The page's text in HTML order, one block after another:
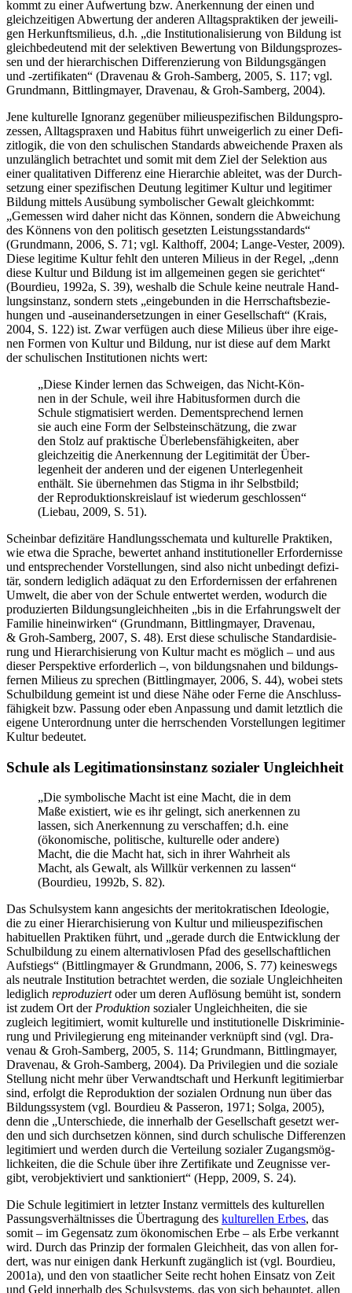
kommt zu einer Auf­wer­tung bzw. Aner­ken­nung der einen und
gleich­zei­ti­gen Abwer­tung der ande­ren All­tags­prak­ti­ken der jewei­li­
gen Her­kunfts­mi­lieus, d.h. „die Insti­tu­tio­na­li­sie­rung von Bil­dung ist
gleich­be­deu­tend mit der selek­ti­ven Bewer­tung von Bil­dungs­pro­zes­
sen und der hier­ar­chi­schen Dif­fe­ren­zie­rung von Bil­dungs­gän­gen
und ‑zer­ti­fi­ka­ten“ (Dra­ven­au & Groh-Sam­berg, 2005, S. 117; vgl.
Grund­mann, Bitt­ling­may­er, Dra­ven­au, & Groh-Sam­berg, 2004).
Jene kul­tu­rel­le Igno­ranz gegen­über milieu­spe­zi­fi­schen Bil­dungs­pro­
zes­sen, All­tags­pra­xen und Habi­tus führt unwei­ger­lich zu einer Defi­
zit­lo­gik, die von den schu­li­schen Stan­dards abwei­chen­de Pra­xen als
unzu­läng­lich betrach­tet und somit mit dem Ziel der Selek­ti­on aus
einer qua­li­ta­ti­ven Dif­fe­renz eine Hier­ar­chie ablei­tet, was der Durch­
set­zung einer spe­zi­fi­schen Deu­tung legi­ti­mer Kul­tur und legi­ti­mer
Bil­dung mit­tels Aus­übung sym­bo­li­scher Gewalt gleich­kommt:
„Gemes­sen wird daher nicht das Kön­nen, son­dern die Abwei­chung
des Kön­nens von den poli­tisch gesetz­ten Leis­tungs­stan­dards“
(Grund­mann, 2006, S. 71; vgl. Kalt­hoff, 2004; Lan­ge-Ves­ter, 2009).
Die­se legi­ti­me Kul­tur fehlt den unte­ren Milieus in der Regel, „denn
die­se Kul­tur und Bil­dung ist im all­ge­mei­nen gegen sie gerich­tet“
(Bour­dieu, 1992a, S. 39), wes­halb die Schu­le kei­ne neu­tra­le Hand­
lungs­in­stanz, son­dern stets „ein­ge­bun­den in die Herr­schafts­be­zie­
hun­gen und ‑aus­ein­an­der­set­zun­gen in einer Gesell­schaft“ (Krais,
2004, S. 122) ist. Zwar ver­fü­gen auch die­se Milieus über ihre eige­
nen For­men von Kul­tur und Bil­dung, nur ist die­se auf dem Markt
der schu­li­schen Insti­tu­tio­nen nichts wert:
„Die­se Kin­der ler­nen das Schwei­gen, das Nicht-Kön­
nen in der Schu­le, weil ihre Habi­tus­for­men durch die
Schu­le stig­ma­ti­siert wer­den. Dem­entspre­chend ler­nen
sie auch eine Form der Selbst­ein­schät­zung, die zwar
den Stolz auf prak­ti­sche Über­le­bens­fä­hig­kei­ten, aber
gleich­zei­tig die Aner­ken­nung der Legi­ti­mi­tät der Über­
le­gen­heit der ande­ren und der eige­nen Unter­le­gen­heit
ent­hält. Sie über­neh­men das Stig­ma in ihr Selbst­bild;
der Repro­duk­ti­ons­kreis­lauf ist wie­der­um geschlos­sen“
(Liebau, 2009, S. 51).
Schein­bar defi­zi­tä­re Hand­lungs­sche­ma­ta und kul­tu­rel­le Prak­ti­ken,
wie etwa die Spra­che, bewer­tet anhand insti­tu­tio­nel­ler Erfor­der­nis­se
und ent­spre­chen­der Vor­stel­lun­gen, sind also nicht unbe­dingt defi­zi­
tär, son­dern ledig­lich adäquat zu den Erfor­der­nis­sen der erfah­re­nen
Umwelt, die aber von der Schu­le ent­wer­tet wer­den, wodurch die
pro­du­zier­ten Bil­dungs­un­gleich­hei­ten „bis in die Erfah­rungs­welt der
Fami­lie hin­ein­wir­ken“ (Grund­mann, Bitt­ling­may­er, Dra­ven­au,
& Groh-Sam­berg, 2007, S. 48). Erst die­se schu­li­sche Stan­dar­di­sie­
rung und Hier­ar­chi­sie­rung von Kul­tur macht es mög­lich – und aus
die­ser Per­spek­ti­ve erfor­der­lich –, von bil­dungs­na­hen und bil­dungs­
fer­nen Milieus zu spre­chen (Bitt­ling­may­er, 2006, S. 44), wobei stets
Schul­bil­dung gemeint ist und die­se Nähe oder Fer­ne die Anschluss­
fä­hig­keit bzw. Pas­sung oder eben Anpas­sung und damit letzt­lich die
eige­ne Unter­ord­nung unter die herr­schen­den Vor­stel­lun­gen legi­ti­mer
Kul­tur bedeutet.
Schu­le als Legi­ti­ma­ti­ons­in­stanz sozia­ler Ungleichheit
„Die sym­bo­li­sche Macht ist eine Macht, die in dem
Maße exis­tiert, wie es ihr gelingt, sich aner­ken­nen zu
las­sen, sich Aner­ken­nung zu ver­schaf­fen; d.h. eine
(öko­no­mi­sche, poli­ti­sche, kul­tu­rel­le oder ande­re)
Macht, die die Macht hat, sich in ihrer Wahr­heit als
Macht, als Gewalt, als Will­kür ver­ken­nen zu las­sen“
(Bour­dieu, 1992b, S. 82).
Das Schul­sys­tem kann ange­sichts der meri­to­kra­ti­schen Ideo­lo­gie,
die zu einer Hier­ar­chi­sie­rung von Kul­tur und milieu­spe­zi­fi­schen
habi­tu­el­len Prak­ti­ken führt, und „gera­de durch die Ent­wick­lung der
Schul­bil­dung zu einem alter­na­tiv­lo­sen Pfad des gesell­schaft­li­chen
Auf­stiegs“ (Bitt­ling­may­er & Grund­mann, 2006, S. 77) kei­nes­wegs
als neu­tra­le Insti­tu­ti­on betrach­tet wer­den, die sozia­le Ungleich­hei­ten
ledig­lich repro­du­ziertoder um deren Auf­lö­sung bemüht ist, son­dern
ist zudem Ort derPro­duk­ti­on sozia­ler Ungleich­hei­ten, die sie
zugleich legi­ti­miert, womit kul­tu­rel­le und insti­tu­tio­nel­le Dis­kri­mi­nie­
rung und Pri­vi­le­gie­rung eng mit­ein­an­der ver­knüpft sind (vgl. Dra­
ven­au & Groh-Sam­berg, 2005, S. 114; Grund­mann, Bitt­ling­may­er,
Dra­ven­au, & Groh-Sam­berg, 2004). Da Pri­vi­le­gi­en und die sozia­le
Stel­lung nicht mehr über Ver­wandt­schaft und Her­kunft legi­ti­mier­bar
sind, erfolgt die Repro­duk­ti­on der sozia­len Ord­nung nun über das
Bil­dungs­sys­tem (vgl. Bour­dieu & Pas­se­ron, 1971; Sol­ga, 2005),
denn die „Unter­schie­de, die inner­halb der Gesell­schaft gesetzt wer­
den und sich durch­set­zen kön­nen, sind durch schu­li­sche Dif­fe­ren­zen
legi­ti­miert und wer­den durch die Ver­tei­lung sozia­ler Zugangs­mög­
lich­kei­ten, die die Schu­le über ihre Zer­ti­fi­ka­te und Zeug­nis­se ver­
gibt, ver­ob­jek­ti­viert und sank­tio­niert“ (Hepp, 2009, S. 24).
Die Schu­le legi­ti­miert in letz­ter Instanz ver­mit­tels des kul­tu­rel­len
Pas­sungs­ver­hält­nis­ses die Über­tra­gung des kul­tu­rel­len Erbes, das
somit – im Gegen­satz zum öko­no­mi­schen Erbe – als Erbe ver­kannt
wird. Durch das Prin­zip der for­ma­len Gleich­heit, das von allen for­
dert, was nur eini­gen dank Her­kunft zugäng­lich ist (vgl. Bour­dieu,
2001a), und den von staat­li­cher Sei­te recht hohen Ein­satz von Zeit
und Geld inner­halb des Schul­sys­tems, das von sich behaup­tet, allen